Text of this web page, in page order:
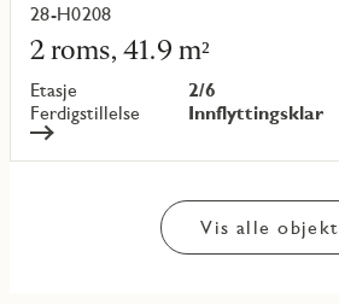
28-H0208
2 roms, 41.9 m²
Etasje
2/6
Ferdigstillelse
Innflyttingsklar
Les
mer
om
objekt
{objectNumber}
Vis alle objekt